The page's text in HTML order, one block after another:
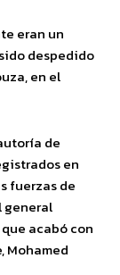
eran un
despedido
en el
de
en
fuerzas de
general
acabó con
Mohamed